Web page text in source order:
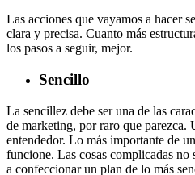
Las acciones que vayamos a hacer
clara y precisa. Cuanto más
los pasos a seguir, mejor.
Sencillo
La sencillez debe ser una de las
de marketing, por raro que parezca.
entendedor. Lo más importante de
funcione. Las cosas complicadas
a confeccionar un plan de lo más